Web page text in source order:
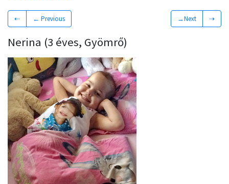
⇠ ← Previous →Next ⇢
Nerina (3 éves, Gyömrő)